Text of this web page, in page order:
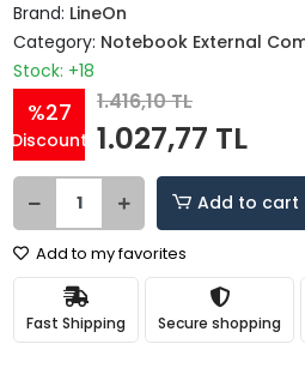
Brand: LineOn
Category: Notebook External
Stock: +18
%27
Discount
1.416,10 TL
1.027,77 TL
Add to cart
Add to my favorites
Fast Shipping Secure shopping